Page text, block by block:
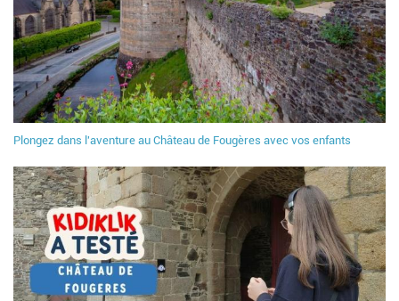
Plongez dans l'aventure au Château de Fougères avec vos enfants